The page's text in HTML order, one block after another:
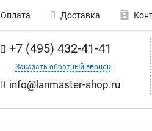
Оплата Доставка
+7 (495) 432-41-41
Заказать обратный звонок
info@lanmaster-shop.ru